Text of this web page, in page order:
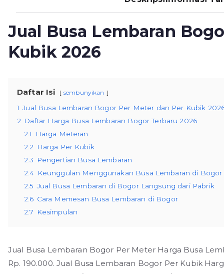
Jual Busa Lembaran
Kubik 2026
Daftar Isi sembunyikan
1 Jual Busa Lembaran Bogor Per Meter dan Per Kubik
2 Daftar Harga Busa Lembaran Bogor Terbaru 2026
2.1
Harga Meteran
2.2 Harga Per Kubik
2.3
Pengertian Busa Lembaran
2.4 Keunggulan Menggunakan Busa Lembaran di Bogor
2.5 Jual Busa Lembaran di Bogor Langsung dari Pabrik
2.6 Cara Memesan Busa Lembaran di Bogor
2.7
Kesimpulan
Jual Busa Lembaran Bogor Per Meter Harga Busa
Rp. 190.000. Jual Busa Lembaran Bogor Per Kubik